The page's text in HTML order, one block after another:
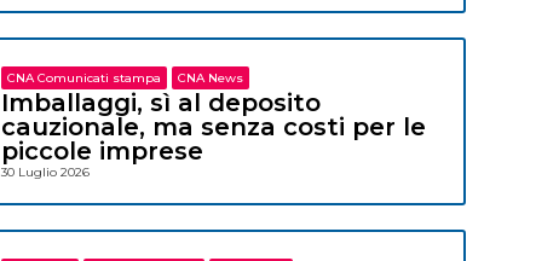
CNA Comunicati stampa CNA News
Imballaggi, sì al deposito
cauzionale, ma senza costi per le
piccole imprese
30 Luglio 2026